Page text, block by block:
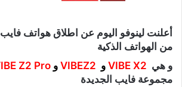
أعلنت لينوفو اليوم عن اطلاق هواتف فايب
من الهواتف الذكية
و هي VIBE X2 و و
مجموعة فايب الجديدة